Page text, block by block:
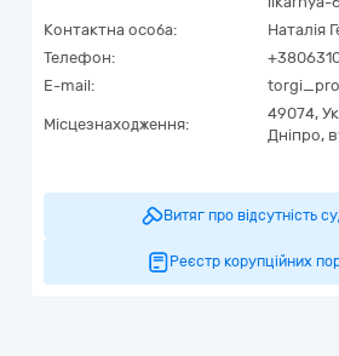
Контактна особа:
Наталія
Телефон:
E-mail:
Місцезнаходження:
49074,
Дніпро,
Витяг про відсутність
Реєстр корупційних